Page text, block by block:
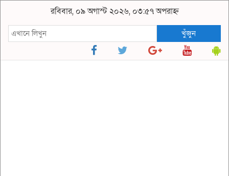
রবিবার, ০৯ অগাস্ট ২০২৬, ০৩:৫৭ অপরাহ্ন
খুঁজুন